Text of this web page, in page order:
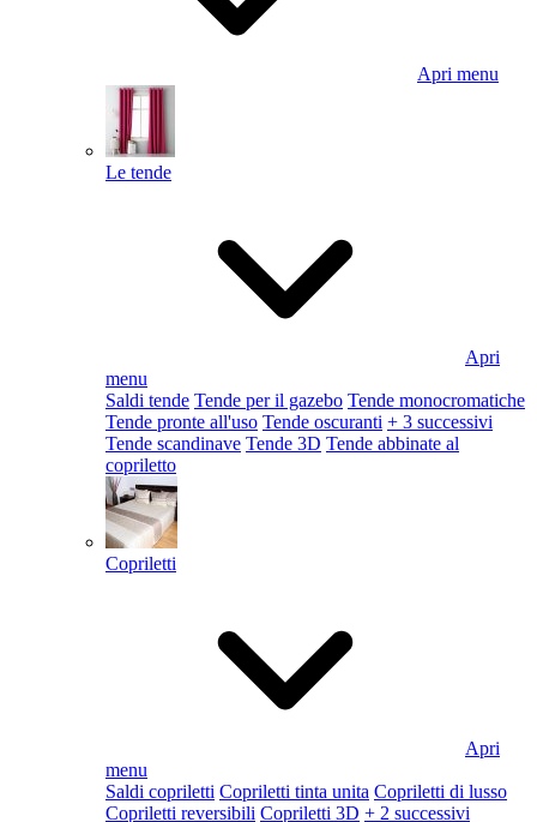
Apri menu
Le tende
Apri
menu
Saldi tende Tende per il gazebo Tende monocromatiche
Tende pronte all'uso Tende oscuranti + 3 successivi
Tende scandinave Tende 3D Tende abbinate al
copriletto
Copriletti
Apri
menu
Saldi copriletti Copriletti tinta unita Copriletti di lusso
Copriletti reversibili Copriletti 3D + 2 successivi